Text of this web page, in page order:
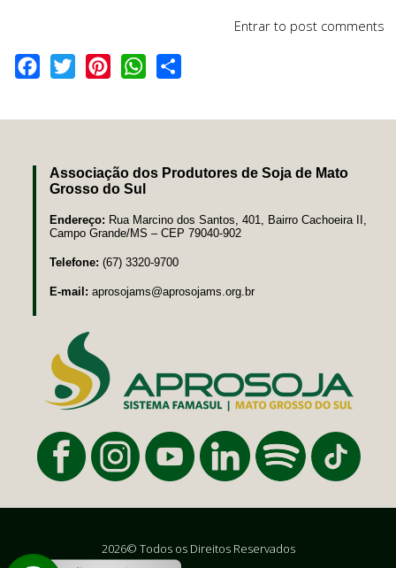
Entrar to post comments
Facebook
Twitter PinterestWhatsApp
Associação dos Produtores de Soja de Mato
Grosso do Sul
Endereço: Rua Marcino dos Santos, 401, Bairro Cachoeira II,
Campo Grande/MS – CEP 79040-902
Telefone: (67) 3320-9700
E-mail: aprosojams@aprosojams.org.br
2026© Todos os Direitos Reservados